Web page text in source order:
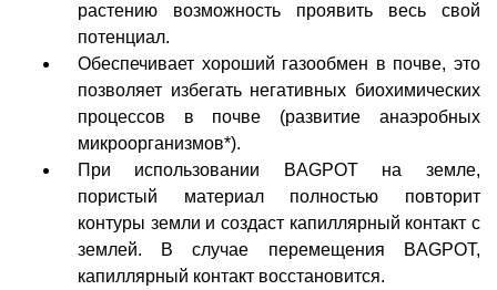
растению возможность проявить весь свой
потенциал.
Обеспечивает хороший газообмен в почве, это
позволяет избегать негативных биохимических
процессов в почве (развитие анаэробных
микроорганизмов*).
При использовании BAGPOT на земле,
пористый материал полностью повторит
контуры земли и создаст капиллярный контакт с
землей. В случае перемещения BAGPOT,
капиллярный контакт восстановится.